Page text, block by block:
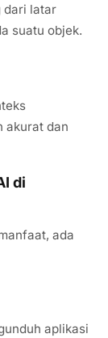
dari latar
suatu objek.
akurat dan
di
ada
aplikasi